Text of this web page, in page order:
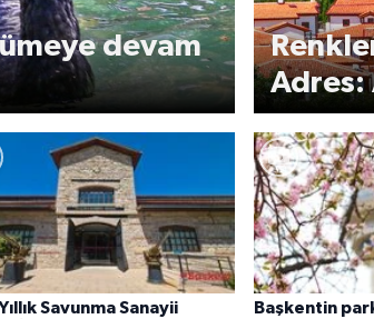
devam
Adres:
Savunma Sanayii
Başkentin